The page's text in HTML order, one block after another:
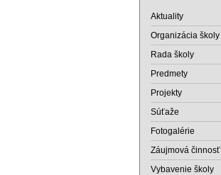
Aktuality
Organizácia školy
Rada školy
Predmety
Projekty
Súťaže
Fotogalérie
Záujmová činnosť
Vybavenie školy